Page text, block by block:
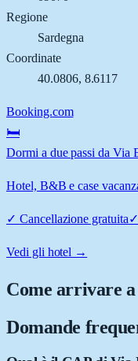
Regione
Sardegna
Coordinate
40.0806, 8.6117
Booking.com
🛏️
Dormi a due passi da Via
Hotel, B&B e case
✓ Cancellazione gratuita✓
Vedi gli hotel →
Come arrivare
Domande